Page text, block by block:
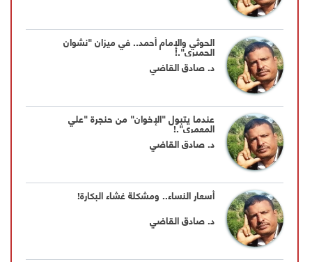
الحوثي والإمام أحمد.. في ميزان "نشوان
الحميري".!
د. صادق القاضي
عندما يتبول "الإخوان" من حنجرة "علي
المعمري".!
د. صادق القاضي
أسعار النساء.. ومشكلة غشاء البكارة!
د. صادق القاضي